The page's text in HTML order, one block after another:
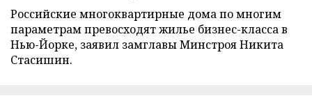
Российские многоквартирные дома по многим
параметрам превосходят жилье бизнес-класса в
Нью-Йорке, заявил замглавы Минстроя Никита
Стасишин.